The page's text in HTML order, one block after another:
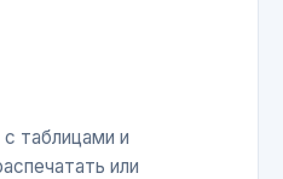
таблицами и
или